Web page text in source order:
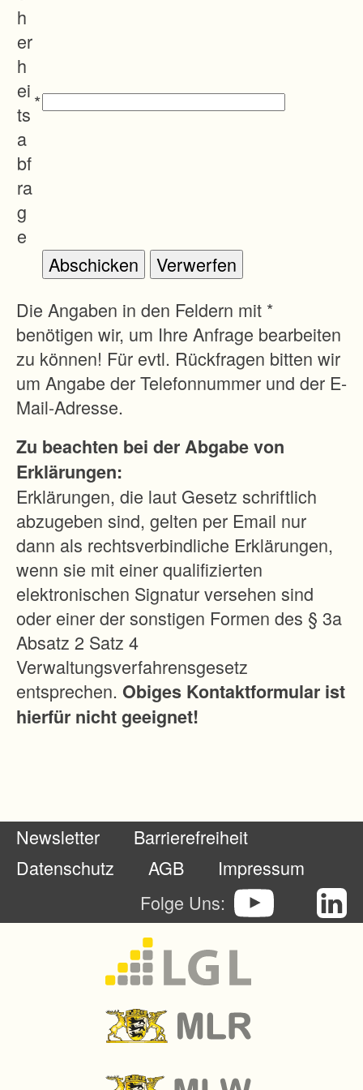
h
er
h
ei
ts
a
bf
ra
g
e
*
Die Angaben in den Feldern mit *
benötigen wir, um Ihre Anfrage bearbeiten
zu können! Für evtl. Rückfragen bitten wir
um Angabe der Telefonnummer und der E-
Mail-Adresse.
Zu beachten bei der Abgabe von
Erklärungen:
Erklärungen, die laut Gesetz schriftlich
abzugeben sind, gelten per Email nur
dann als rechtsverbindliche Erklärungen,
wenn sie mit einer qualifizierten
elektronischen Signatur versehen sind
oder einer der sonstigen Formen des § 3a
Absatz 2 Satz 4
Verwaltungsverfahrensgesetz
entsprechen. Obiges Kontaktformular ist
hierfür nicht geeignet!
Newsletter
Barrierefreiheit
Datenschutz
AGB
Impressum
Folge Uns: